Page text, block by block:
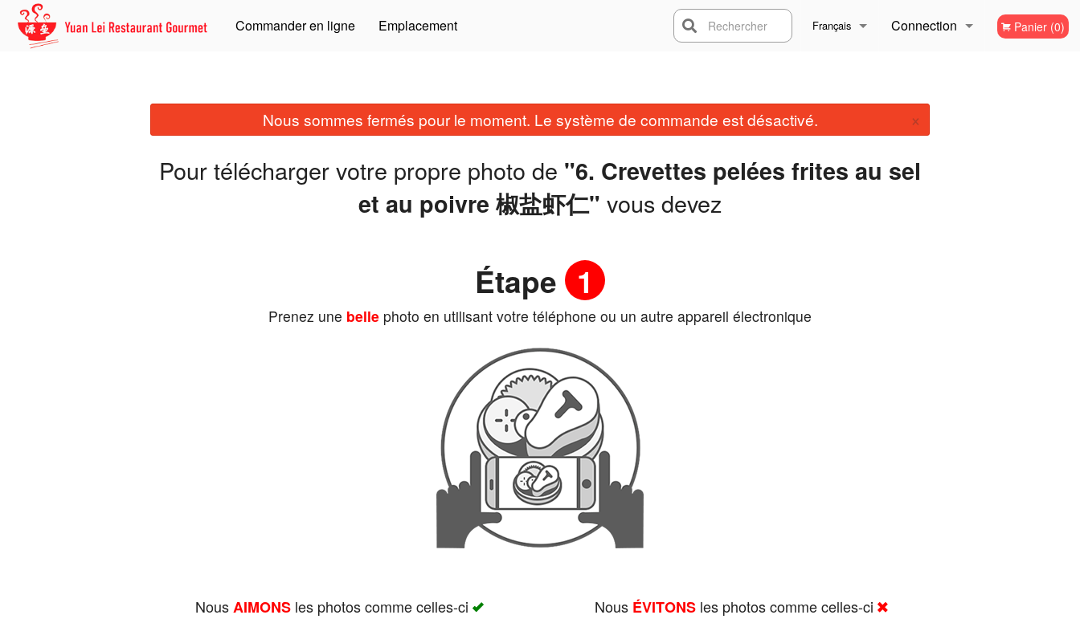
Commander en ligne Emplacement Français
English
Connection Panier (0)
Rechercher
Nous sommes fermés pour le moment. Le système de commande est désactivé. ×
Pour télécharger votre propre photo de "6. Crevettes pelées frites au sel
et au poivre 椒盐虾仁" vous devez
Étape 1
Prenez une belle photo en utilisant votre téléphone ou un autre appareil électronique
NousAIMONSles photos comme celles-ci Nous ÉVITONSles photos comme celles-ci